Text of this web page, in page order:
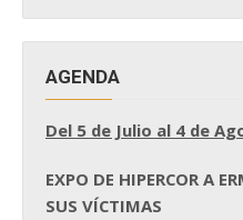
AGENDA
Del 5 de Julio al 4 de
EXPO DE HIPERCOR A
SUS VÍCTIMAS